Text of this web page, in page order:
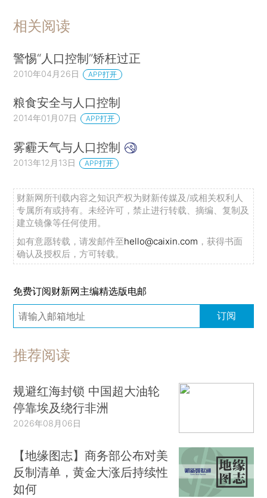
相关阅读
警惕“人口控制”矫枉过正
2010年04月26日 APP打开
粮食安全与人口控制
2014年01月07日 APP打开
雾霾天气与人口控制
2013年12月13日 APP打开
财新网所刊载内容之知识产权为财新传媒及/或相关权利人
专属所有或持有。未经许可，禁止进行转载、摘编、复制及
建立镜像等任何使用。
如有意愿转载，请发邮件至hello@caixin.com ，获得书面
确认及授权后，方可转载。
免费订阅财新网主编精选版电邮
订阅
推荐阅读
规避红海封锁 中国超大油轮
停靠埃及绕行非洲
2026年08月06日
【地缘图志】商务部公布对美
反制清单，黄金大涨后持续性
如何